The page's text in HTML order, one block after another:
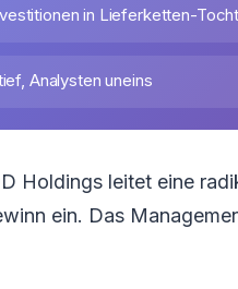
in Lieferketten-
Analysten uneins
Holdings leitet eine
ein. Das